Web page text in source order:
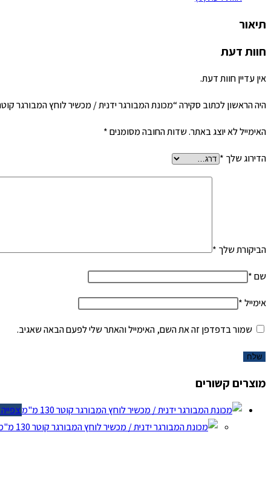
תיאור
חוות דעת
אין עדיין חוות דעת.
היה הראשון לכתוב סקירה “מכונת המבורגר ידנית / מכשיר לוחץ המבורגר קוטר 100 מ"מ”
האימייל לא יוצג באתר.שדות החובה מסומנים*
הדירוג שלך*
הביקורת שלך*
שם*
אימייל*
שמור בדפדפן זה את השם, האימייל והאתר שלי לפעם הבאה שאגיב.
מוצרים קשורים
צפייה